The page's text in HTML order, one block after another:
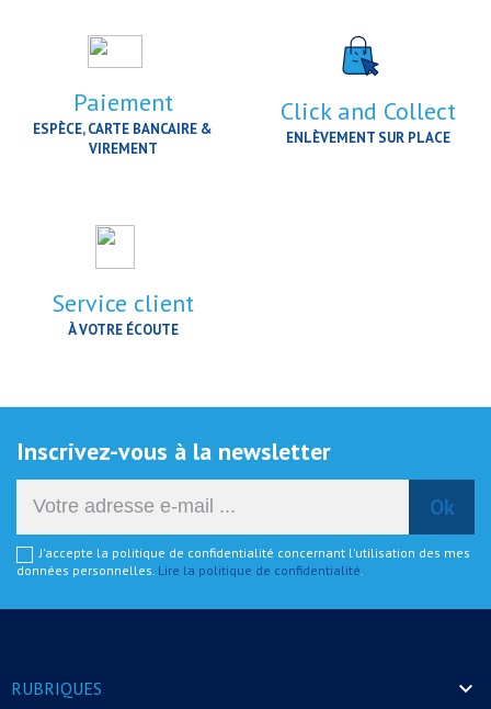
Paiement
ESPÈCE, CARTE BANCAIRE &
VIREMENT
Click and Collect
ENLÈVEMENT SUR PLACE
Service client
À VOTRE ÉCOUTE
Inscrivez-vous à la newsletter
J'accepte la politique de confidentialité concernant l'utilisation des mes
données personnelles. Lire la politique de confidentialité
RUBRIQUES 